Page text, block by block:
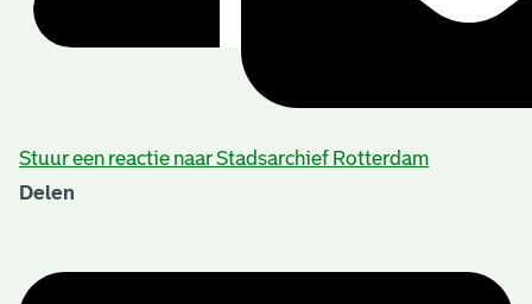
Stuur een reactie naar Stadsarchief Rotterdam
Delen